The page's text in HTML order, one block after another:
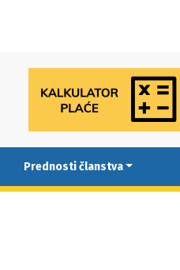
Prednosti članstva